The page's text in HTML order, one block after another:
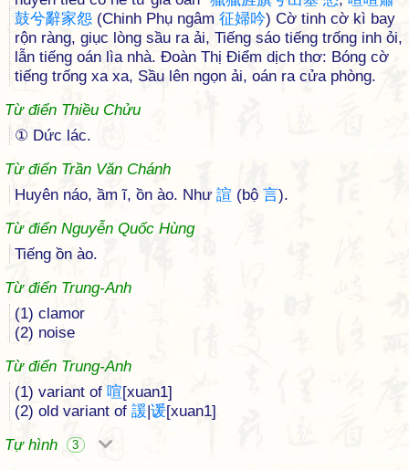
鼓兮辭家怨 (Chinh Phụ ngâm 征婦吟) Cờ tinh cờ kì bay
rộn ràng, giục lòng sầu ra ải, Tiếng sáo tiếng trống inh ỏi,
lẫn tiếng oán lìa nhà. Đoàn Thị Điểm dịch thơ: Bóng cờ
tiếng trống xa xa, Sầu lên ngọn ải, oán ra cửa phòng.
Từ điển Thiều Chửu
① Dức lác.
Từ điển Trần Văn Chánh
Huyên náo, ầm ĩ, ồn ào. Như 諠 (bộ 言).
Từ điển Nguyễn Quốc Hùng
Tiếng ồn ào.
Từ điển Trung-Anh
(1) clamor
(2) noise
Từ điển Trung-Anh
(1) variant of 喧[xuan1]
(2) old variant of 諼|谖[xuan1]
Tự hình
3